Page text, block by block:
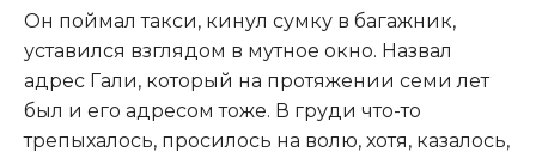
​Он поймал такси, кинул сумку в багажник,
уставился взглядом в мутное окно. Назвал
адрес Гали, который на протяжении семи лет
был и его адресом тоже. В груди что-то
трепыхалось, просилось на волю, хотя, казалось,